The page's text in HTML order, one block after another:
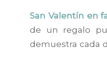
San Valentín en
de un regalo
demuestra cada